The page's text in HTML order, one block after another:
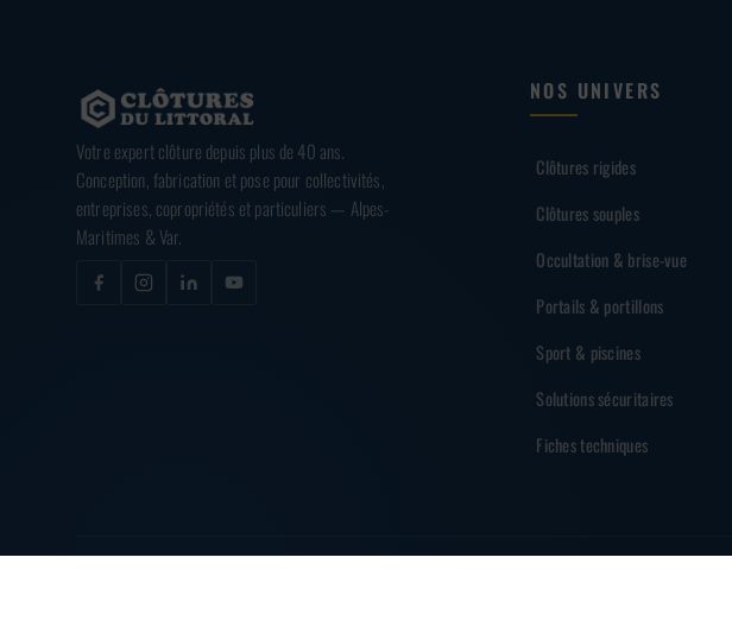
Votre expert clôture depuis plus de 40 ans.
Conception, fabrication et pose pour collectivités,
entreprises, copropriétés et particuliers — Alpes-
Maritimes & Var.
NOS UNIVERS
Clôtures rigides
Clôtures souples
Occultation & brise-vue
Portails & portillons
Sport & piscines
Solutions sécuritaires
Fiches techniques